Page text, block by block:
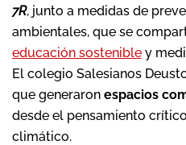
7R, junto a medidas de
ambientales, que se
educación sostenible y
El colegio Salesianos
que generaron espacios
desde el pensamiento
climático.